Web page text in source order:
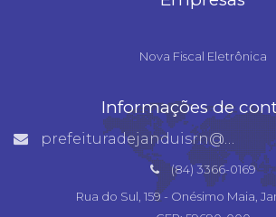
Nova Fiscal Eletrônica
Informações de
prefeituradejanduisrn@gmail.com
(84) 3366-0169
Rua do Sul, 159 - Onésimo Maia,